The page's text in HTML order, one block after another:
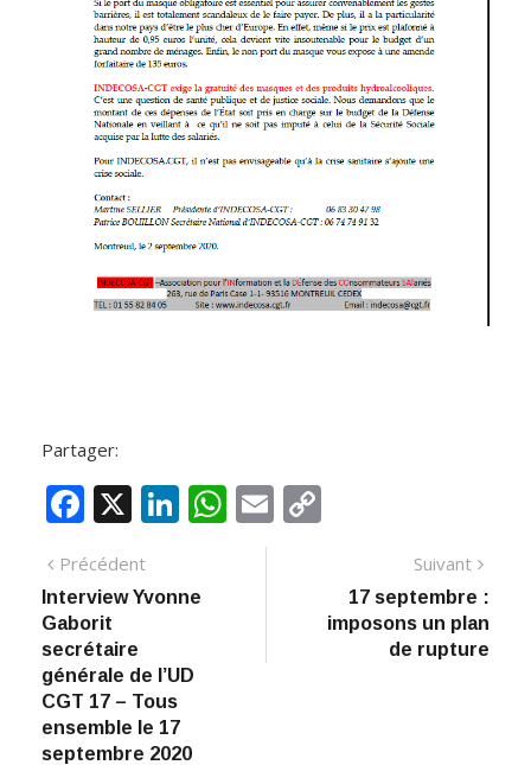
Partager:
F
e
b
o
o
k
X Li
k
e
dI
n
W E
y
Navigation
de
l’article
PrécédentArticle
précédent
Interview Yvonne
Gaborit
secrétaire
générale de l’UD
CGT 17 – Tous
ensemble le 17
septembre 2020
Suivant
17 septembre :
imposons un plan
de rupture